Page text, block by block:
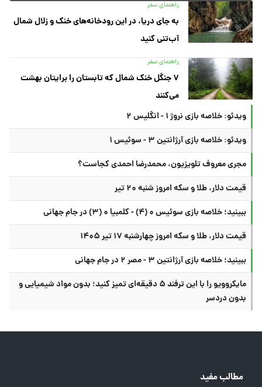
راهنمای سفر
به جای دریا، در این رودخانه‌های خنک و زلال شمال
آب‌تنی کنید
راهنمای سفر
۷ جنگل خنک شمال که تابستان را برایتان بهشت
می‌کنند
ویدئو: خلاصه بازی نروژ ۱ - انگلیس ۲
ویدئو: خلاصه بازی آرژانتین ۳ - سوئیس ۱
مجری معروف تلویزیون، محمدرضا احمدی کجاست؟
قیمت دلار، طلا و سکه امروز شنبه ۲۰ تیر
ببینید؛ خلاصه بازی سوئیس ۰ (۴) - کلمبیا ۰ (۳) در جام جهانی
قیمت دلار، طلا و سکه امروز چهارشنبه ۱۷ تیر ۱۴۰۵
ببینید؛ خلاصه بازی آرژانتین ۳ - مصر ۲ در جام جهانی
مایکروویو را با این ترفند ۵ دقیقه‌ای تمیز کنید؛ بدون مواد شیمیایی و
بدون دردسر
مطالب مفید